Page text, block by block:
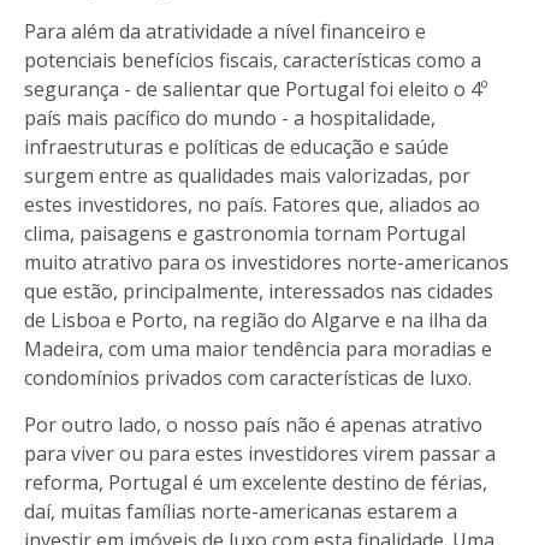
Para além da atratividade a nível financeiro e
potenciais benefícios fiscais, características como a
segurança - de salientar que Portugal foi eleito o 4º
país mais pacífico do mundo - a hospitalidade,
infraestruturas e políticas de educação e saúde
surgem entre as qualidades mais valorizadas, por
estes investidores, no país. Fatores que, aliados ao
clima, paisagens e gastronomia tornam Portugal
muito atrativo para os investidores norte-americanos
que estão, principalmente, interessados nas cidades
de Lisboa e Porto, na região do Algarve e na ilha da
Madeira, com uma maior tendência para moradias e
condomínios privados com características de luxo.
Por outro lado, o nosso país não é apenas atrativo
para viver ou para estes investidores virem passar a
reforma, Portugal é um excelente destino de férias,
daí, muitas famílias norte-americanas estarem a